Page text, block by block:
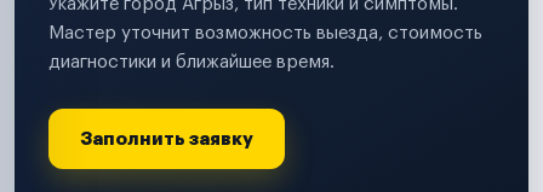
Укажите город Агрыз, тип техники и симптомы.
Мастер уточнит возможность выезда, стоимость
диагностики и ближайшее время.
Заполнить заявку